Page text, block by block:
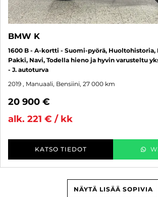
BMW K
1600 B - A-kortti - Suomi-pyörä, Huoltohistoria,
Pakki, Navi, Todella hieno ja hyvin varusteltu
- J. autoturva
2019 , Manuaali, Bensiini, 27 000 km
20 900 €
alk. 221 € / kk
KATSO TIEDOT
NÄYTÄ LISÄÄ SOPIVIA